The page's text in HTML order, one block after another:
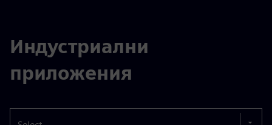
Индустриални
приложения